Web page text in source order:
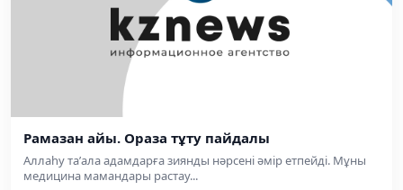
Рамазан айы. Ораза тұту пайдалы
Аллаһу та’ала адамдарға зиянды нәрсені әмір етпейді. Мұны
медицина мамандары растау...